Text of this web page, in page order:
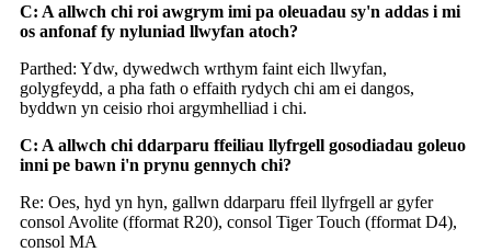
C: A allwch chi roi awgrym imi pa oleuadau sy'n addas i mi
os anfonaf fy nyluniad llwyfan atoch?
Parthed: Ydw, dywedwch wrthym faint eich llwyfan,
golygfeydd, a pha fath o effaith rydych chi am ei dangos,
byddwn yn ceisio rhoi argymhelliad i chi.
C: A allwch chi ddarparu ffeiliau llyfrgell gosodiadau goleuo
inni pe bawn i'n prynu gennych chi?
Re: Oes, hyd yn hyn, gallwn ddarparu ffeil llyfrgell ar gyfer
consol Avolite (fformat R20), consol Tiger Touch (fformat D4),
consol MA